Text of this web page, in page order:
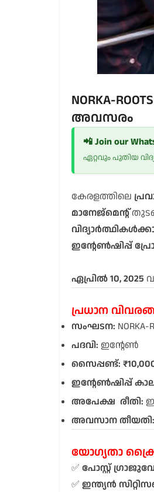
NORKA-
അവസരം
📲 Join our
ഏറ്റവും പുതിയ
കേരളത്തിലെ
മാനേജ്മെന്റ്
ഇന്റേൺഷിപ്പ്
ഏപ്രിൽ 10, 2025
പ്രധാന
സംഘടന:
പദവി: ഇന്റേൺ
സൈപ്പണ്ട്:
ഇന്റേൺഷിപ്പ്
അപേക്ഷ രീതി:
അവസാന തീയതി:
യോഗ്യതാ
✅ പോസ്റ്റ്
✅ ഇന്ത്യൻ